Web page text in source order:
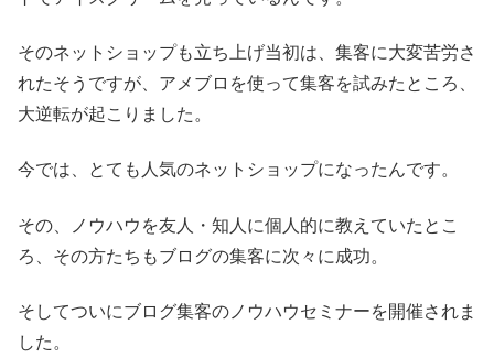
そのネットショップも立ち上げ当初は、集客に大変苦労さ
れたそうですが、アメブロを使って集客を試みたところ、
大逆転が起こりました。
今では、とても人気のネットショップになったんです。
その、ノウハウを友人・知人に個人的に教えていたとこ
ろ、その方たちもブログの集客に次々に成功。
そしてついにブログ集客のノウハウセミナーを開催されま
した。